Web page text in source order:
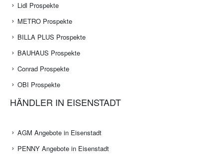
Lidl Prospekte
METRO Prospekte
BILLA PLUS Prospekte
BAUHAUS Prospekte
Conrad Prospekte
OBI Prospekte
HÄNDLER IN EISENSTADT
AGM Angebote in Eisenstadt
PENNY Angebote in Eisenstadt